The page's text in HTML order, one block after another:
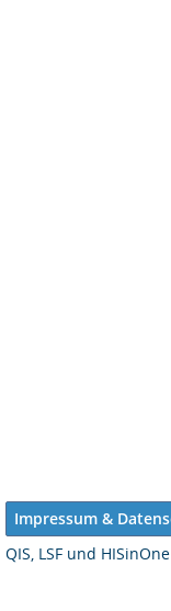
Impressum &
QIS, LSF und